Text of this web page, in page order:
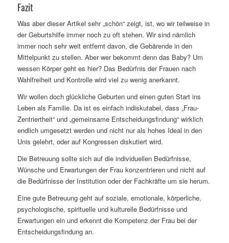
Fazit
Was aber dieser Artikel sehr „schön“ zeigt, ist, wo wir teilweise in
der Geburtshilfe immer noch zu oft stehen. Wir sind nämlich
immer noch sehr weit entfernt davon, die Gebärende in den
Mittelpunkt zu stellen. Aber wer bekommt denn das Baby? Um
wessen Körper geht es hier? Das Bedürfnis der Frauen nach
Wahlfreiheit und Kontrolle wird viel zu wenig anerkannt.
Wir wollen doch glückliche Geburten und einen guten Start ins
Leben als Familie. Da ist es einfach indiskutabel, dass „Frau-
Zentriertheit“ und „gemeinsame Entscheidungsfindung“ wirklich
endlich umgesetzt werden und nicht nur als hohes Ideal in den
Unis gelehrt, oder auf Kongressen diskutiert wird.
Die Betreuung sollte sich auf die individuellen Bedürfnisse,
Wünsche und Erwartungen der Frau konzentrieren und nicht auf
die Bedürfnisse der Institution oder der Fachkräfte um sie herum.
Eine gute Betreuung geht auf soziale, emotionale, körperliche,
psychologische, spirituelle und kulturelle Bedürfnisse und
Erwartungen ein und erkennt die Kompetenz der Frau bei der
Entscheidungsfindung an.